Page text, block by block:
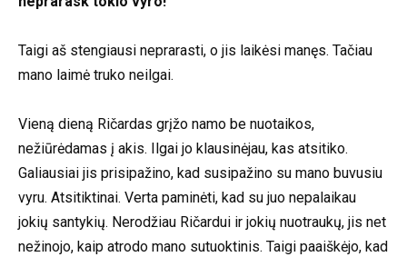
Taigi aš stengiausi neprarasti, o jis laikėsi manęs. Tačiau
mano laimė truko neilgai.
Vieną dieną Ričardas grįžo namo be nuotaikos,
nežiūrėdamas į akis. Ilgai jo klausinėjau, kas atsitiko.
Galiausiai jis prisipažino, kad susipažino su mano buvusiu
vyru. Atsitiktinai. Verta paminėti, kad su juo nepalaikau
jokių santykių. Nerodžiau Ričardui ir jokių nuotraukų, jis net
nežinojo, kaip atrodo mano sutuoktinis. Taigi paaiškėjo, kad